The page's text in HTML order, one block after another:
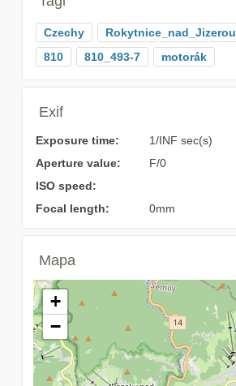
Czechy Rokytnice_nad_Jizerou
810
810_493-7 motorák
Exif
Exposure time:
1/INF sec(s)
Aperture value:
F/0
ISO speed:
Focal length:
0mm
Mapa
+
−